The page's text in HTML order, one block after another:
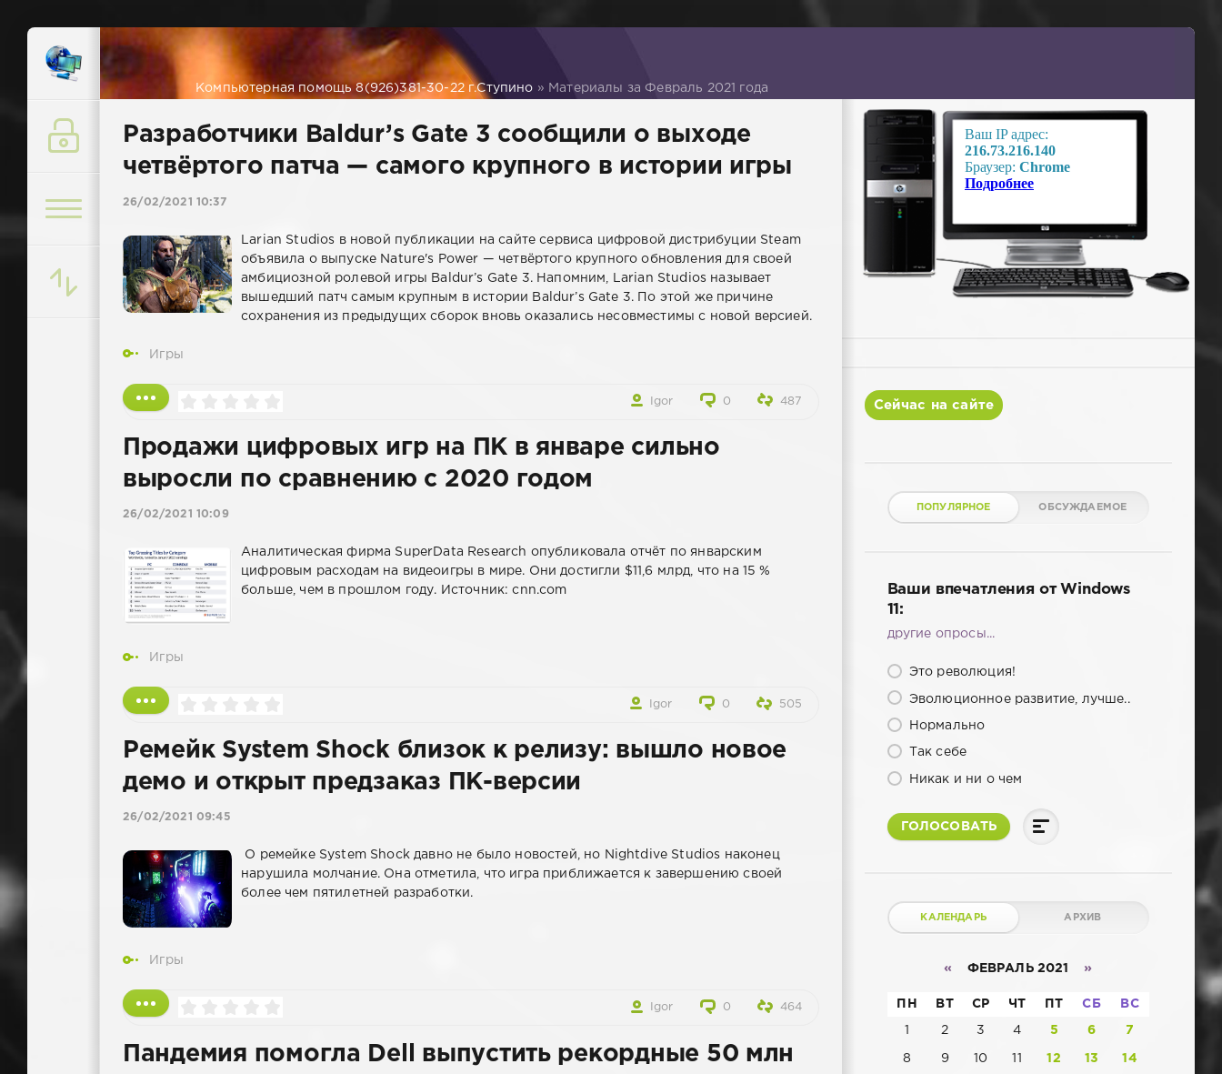
Компьютерная помощь 8(926)381-30-22 г.Ступино » Материалы за Февраль 2021 года
Разработчики Baldur’s Gate 3 сообщили о выходе
четвёртого патча — самого крупного в истории игры
26/02/2021 10:37
Larian Studios в новой публикации на сайте сервиса цифровой дистрибуции Steam
объявила о выпуске Nature's Power — четвёртого крупного обновления для своей
амбициозной ролевой игры Baldur’s Gate 3. Напомним, Larian Studios называет
вышедший патч самым крупным в истории Baldur’s Gate 3. По этой же причине
сохранения из предыдущих сборок вновь оказались несовместимы с новой версией.
Игры
Igor 0 487
Продажи цифровых игр на ПК в январе сильно
выросли по сравнению с 2020 годом
26/02/2021 10:09
Аналитическая фирма SuperData Research опубликовала отчёт по январским
цифровым расходам на видеоигры в мире. Они достигли $11,6 млрд, что на 15 %
больше, чем в прошлом году. Источник: cnn.com
Игры
Igor 0 505
Ремейк System Shock близок к релизу: вышло новое
демо и открыт предзаказ ПК-версии
26/02/2021 09:45
О ремейке System Shock давно не было новостей, но Nightdive Studios наконец
нарушила молчание. Она отметила, что игра приближается к завершению своей
более чем пятилетней разработки.
Игры
Igor 0 464
Пандемия помогла Dell выпустить рекордные 50 млн
Сейчас на сайте
ПОПУЛЯРНОЕ ОБСУЖДАЕМОЕ
Ваши впечатления от Windows
11:
другие опросы...
Это революция!
Эволюционное развитие, лучше..
Нормально
Так себе
Никак и ни о чем
ГОЛОСОВАТЬ
КАЛЕНДАРЬ АРХИВ
« ФЕВРАЛЬ 2021 »
ПН ВТ СР ЧТ ПТ СБ ВС
1 2 3 4 5 6 7
8 9 10 11 12 13 14